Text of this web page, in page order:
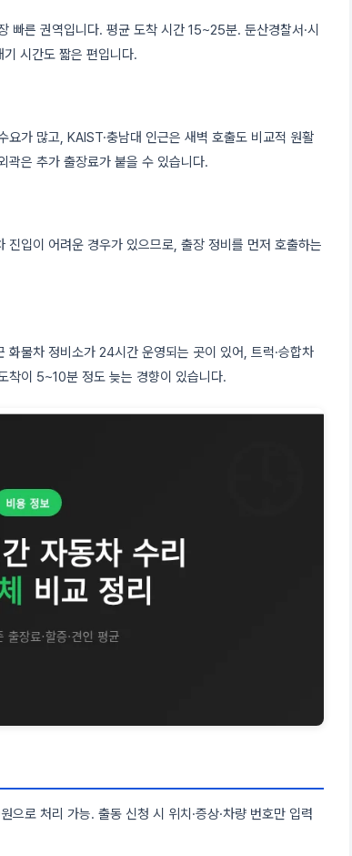
빠른 권역입니다. 평균 도착 시간 15~25분. 둔산경찰서·시
시간도 짧은 편입니다.
요가 많고, KAIST·충남대 인근은 새벽 호출도 비교적 원활
은 추가 출장료가 붙을 수 있습니다.
진입이 어려운 경우가 있으므로, 출장 정비를 먼저 호출하는
화물차 정비소가 24시간 운영되는 곳이 있어, 트럭·승합차
착이 5~10분 정도 늦는 경향이 있습니다.
으로 처리 가능. 출동 신청 시 위치·증상·차량 번호만 입력